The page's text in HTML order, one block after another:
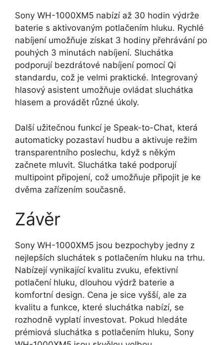
Sony WH-1000XM5 nabízí až 30 hodin výdrže
baterie s aktivovaným potlačením hluku. Rychlé
nabíjení umožňuje získat 3 hodiny přehrávání po
pouhých 3 minutách nabíjení. Sluchátka
podporují bezdrátové nabíjení pomocí Qi
standardu, což je velmi praktické. Integrovaný
hlasový asistent umožňuje ovládat sluchátka
hlasem a provádět různé úkoly.
Další užitečnou funkcí je Speak-to-Chat, která
automaticky pozastaví hudbu a aktivuje režim
transparentního poslechu, když s někým
začnete mluvit. Sluchátka také podporují
multipoint připojení, což umožňuje připojit je ke
dvěma zařízením současně.
Závěr
Sony WH-1000XM5 jsou bezpochyby jedny z
nejlepších sluchátek s potlačením hluku na trhu.
Nabízejí vynikající kvalitu zvuku, efektivní
potlačení hluku, dlouhou výdrž baterie a
komfortní design. Cena je sice vyšší, ale za
kvalitu a funkce, které sluchátka nabízí, se
rozhodně vyplatí investovat. Pokud hledáte
prémiová sluchátka s potlačením hluku, Sony